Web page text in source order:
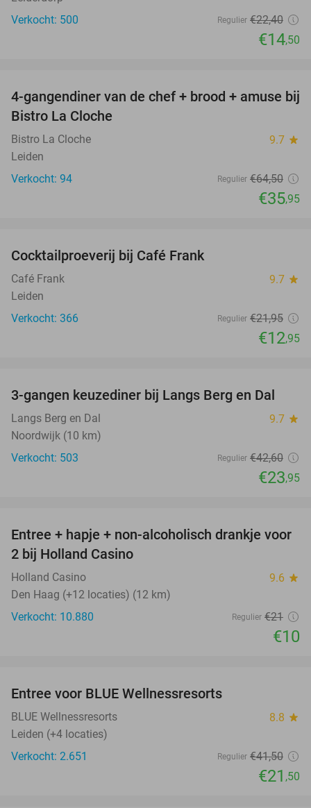
Verkocht: 500
Regulier €22,40
€14,50
44%
4-gangendiner van de chef + brood + amuse bij
Bistro La Cloche
Bistro La Cloche 9.7 star
Leiden
Verkocht: 94
Regulier €64,50
€35,95
Cocktailproeverij bij Café Frank
Café Frank 9.7 star
Leiden
Verkocht: 366
Regulier €21,95
€12,95
44%
3-gangen keuzediner bij Langs Berg en Dal
Langs Berg en Dal 9.7 star
Noordwijk (10 km)
Verkocht: 503
Regulier €42,60
€23,95
52%
Entree + hapje + non-alcoholisch drankje voor
2 bij Holland Casino
Holland Casino 9.6 star
Den Haag (+12 locaties) (12 km)
Verkocht: 10.880
Regulier €21
€10
Entree voor BLUE Wellnessresorts
BLUE Wellnessresorts 8.8 star
Leiden (+4 locaties)
Verkocht: 2.651
Regulier €41,50
€21 ,50